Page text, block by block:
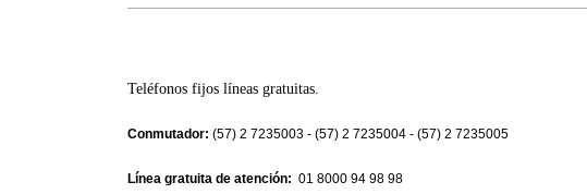
Teléfonos fijos líneas gratuitas.
Conmutador: (57) 2 7235003 - (57) 2 7235004 - (57) 2 7235005
Línea gratuita de atención: 01 8000 94 98 98